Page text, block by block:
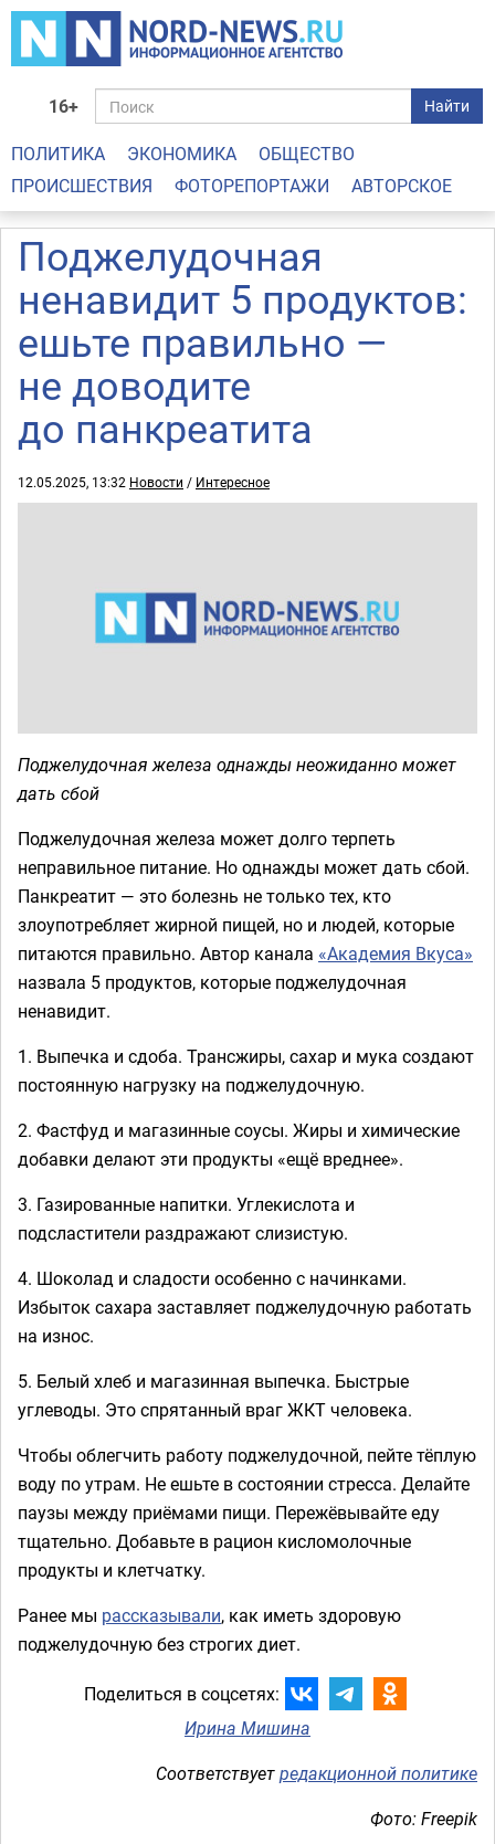
16+ Найти
ПОЛИТИКА ЭКОНОМИКА
ОБЩЕСТВО
ПРОИСШЕСТВИЯ
ФОТОРЕПОРТАЖИ АВТОРСКОЕ
Поджелудочная
ненавидит 5 продуктов:
ешьте правильно —
не доводите
до панкреатита
12.05.2025, 13:32 Новости / Интересное
Поджелудочная железа однажды неожиданно может
дать сбой
Поджелудочная железа может долго терпеть
неправильное питание. Но однажды может дать сбой.
Панкреатит — это болезнь не только тех, кто
злоупотребляет жирной пищей, но и людей, которые
питаются правильно. Автор канала «Академия Вкуса»
назвала 5 продуктов, которые поджелудочная
ненавидит.
1. Выпечка и сдоба. Трансжиры, сахар и мука создают
постоянную нагрузку на поджелудочную.
2. Фастфуд и магазинные соусы. Жиры и химические
добавки делают эти продукты «ещё вреднее».
3. Газированные напитки. Углекислота и
подсластители раздражают слизистую.
4. Шоколад и сладости особенно с начинками.
Избыток сахара заставляет поджелудочную работать
на износ.
5. Белый хлеб и магазинная выпечка. Быстрые
углеводы. Это спрятанный враг ЖКТ человека.
Чтобы облегчить работу поджелудочной, пейте тёплую
воду по утрам. Не ешьте в состоянии стресса. Делайте
паузы между приёмами пищи. Пережёвывайте еду
тщательно. Добавьте в рацион кисломолочные
продукты и клетчатку.
Ранее мы рассказывали, как иметь здоровую
поджелудочную без строгих диет.
Поделиться в соцсетях:
Ирина Мишина
Соответствуетредакционной политике
Фото: Freepik